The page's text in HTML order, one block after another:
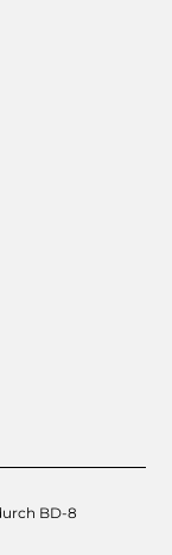
BD-8